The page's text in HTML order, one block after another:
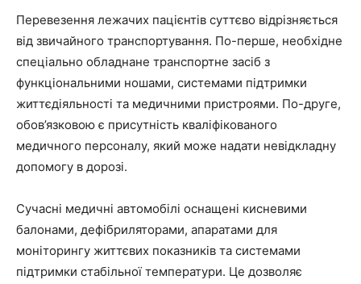
Перевезення лежачих пацієнтів суттєво відрізняється
від звичайного транспортування. По-перше, необхідне
спеціально обладнане транспортне засіб з
функціональними ношами, системами підтримки
життєдіяльності та медичними пристроями. По-друге,
обов’язковою є присутність кваліфікованого
медичного персоналу, який може надати невідкладну
допомогу в дорозі.
Сучасні медичні автомобілі оснащені кисневими
балонами, дефібриляторами, апаратами для
моніторингу життєвих показників та системами
підтримки стабільної температури. Це дозволяє